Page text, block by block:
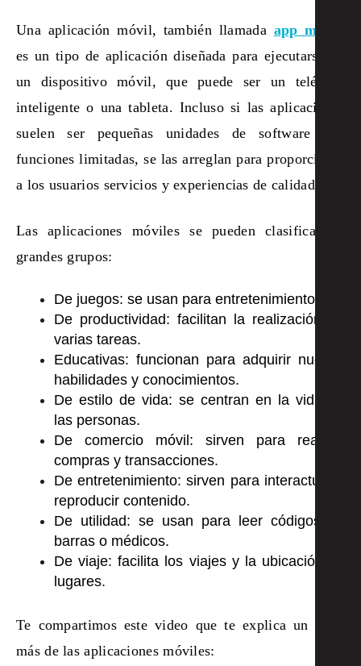
Una aplicación móvil, también llamada app móvil
es un tipo de aplicación diseñada para ejecutarse en
un dispositivo móvil, que puede ser un teléfono
inteligente o una tableta. Incluso si las aplicaciones
suelen ser pequeñas unidades de software con
funciones limitadas, se las arreglan para proporcionar
a los usuarios servicios y experiencias de calidad.
Las aplicaciones móviles se pueden clasificar en
grandes grupos:
De juegos: se usan para entretenimiento.
De productividad: facilitan la realización de
varias tareas.
Educativas: funcionan para adquirir nuevas
habilidades y conocimientos.
De estilo de vida: se centran en la vida de
las personas.
De comercio móvil: sirven para realizar
compras y transacciones.
De entretenimiento: sirven para interactuar y
reproducir contenido.
De utilidad: se usan para leer códigos de
barras o médicos.
De viaje: facilita los viajes y la ubicación de
lugares.
Te compartimos este video que te explica un poco
más de las aplicaciones móviles: